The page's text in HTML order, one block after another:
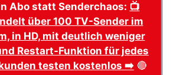
Abo statt Senderchaos: 📺
über 100 TV-Sender im
in HD, mit deutlich weniger
Restart-Funktion für jedes
testen kostenlos ➡️ 🔴